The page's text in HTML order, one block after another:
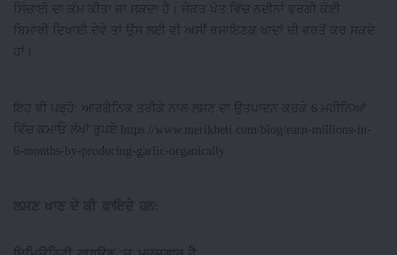
ਸਿੰਚਾਈ ਦਾ ਕੰਮ ਕੀਤਾ ਜਾ ਸਕਦਾ ਹੈ। ਜੇਕਰ ਖੇਤ ਵਿੱਚ ਨਦੀਨਾਂ ਵਰਗੀ ਕੋਈ
ਬਿਮਾਰੀ ਦਿਖਾਈ ਦੇਵੇ ਤਾਂ ਉਸ ਲਈ ਵੀ ਅਸੀਂ ਰਸਾਇਣਕ ਖਾਦਾਂ ਦੀ ਵਰਤੋਂ ਕਰ ਸਕਦੇ
ਹਾਂ।
ਇਹ ਵੀ ਪੜ੍ਹੋ: ਆਰਗੈਨਿਕ ਤਰੀਕੇ ਨਾਲ ਲਸਣ ਦਾ ਉਤਪਾਦਨ ਕਰਕੇ 6 ਮਹੀਨਿਆਂ
ਵਿੱਚ ਕਮਾਓ ਲੱਖਾਂ ਰੁਪਏ https://www.merikheti.com/blog/earn-millions-in-
6-months-by-producing-garlic-organically